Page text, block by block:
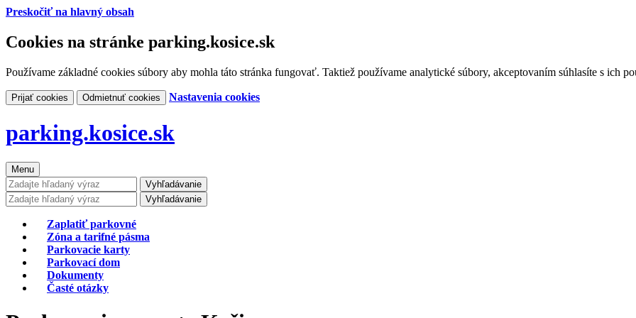
Preskočiť na hlavný obsah
Cookies na stránke parking.kosice.sk
Používame základné cookies súbory aby mohla táto stránka fungovať. Taktiež používame analytické súbory, akceptovaním súhlasíte s ich
Prijať cookies Odmietnuť cookies Nastavenia cookies
parking.kosice.sk
Menu
Vyhľadávanie
Vyhľadávanie
Zaplatiť parkovné
Zóna a tarifné pásma
Parkovacie karty
Parkovací dom
Dokumenty
Časté otázky